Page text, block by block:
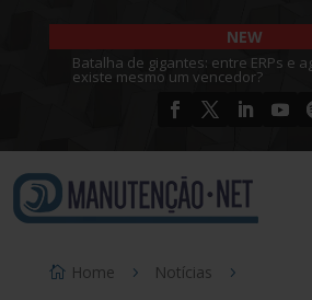
NEW
Batalha de gigantes: entre ERPs e
existe mesmo um vencedor?
Home
Notícias